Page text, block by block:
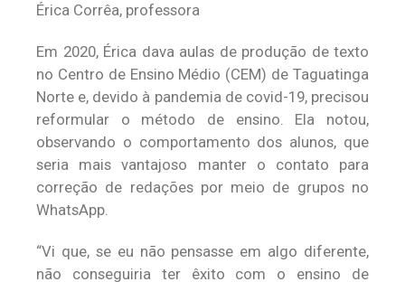
Érica Corrêa, professora
Em 2020, Érica dava aulas de produção de texto
no Centro de Ensino Médio (CEM) de Taguatinga
Norte e, devido à pandemia de covid-19, precisou
reformular o método de ensino. Ela notou,
observando o comportamento dos alunos, que
seria mais vantajoso manter o contato para
correção de redações por meio de grupos no
WhatsApp.
“Vi que, se eu não pensasse em algo diferente,
não conseguiria ter êxito com o ensino de